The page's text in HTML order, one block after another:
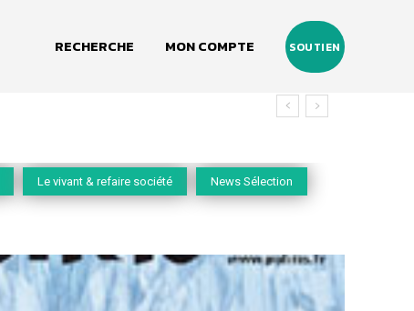
RECHERCHE MON COMPTE SOUTIEN
Le vivant & refaire société News Sélection